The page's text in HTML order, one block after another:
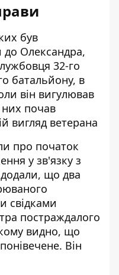
був
до Олександра,
32-го
батальйону, в
він вигулював
почав
вигляд ветерана
про початок
у зв'язку з
що два
свідками
постраждалого
видно, що
Він